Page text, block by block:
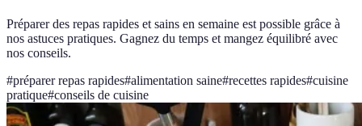
Préparer des repas rapides et sains en semaine est possible grâce à
nos astuces pratiques. Gagnez du temps et mangez équilibré avec
nos conseils.
#préparer repas rapides#alimentation saine#recettes rapides#cuisine
pratique#conseils de cuisine